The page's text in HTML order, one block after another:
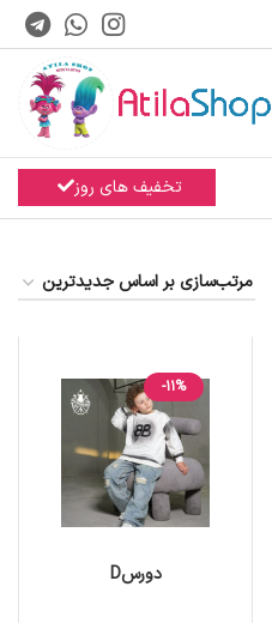
تخفیف های روز
-11%
دورسD